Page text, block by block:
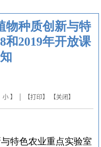
物种质创新与特
和2019年开放课
小】 | 【打印】 【关闭】
特色农业重点实验室